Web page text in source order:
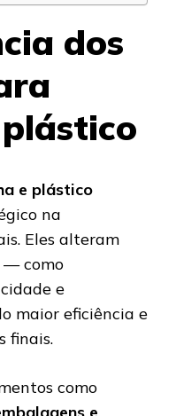
dos
e plástico
na
Eles alteram
— como
e
maior eficiência e
finais.
como